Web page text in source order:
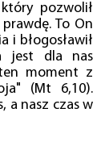
pozwolił
To On
i błogosławił
jest dla nas
moment z
(Mt 6,10).
a nasz czas w